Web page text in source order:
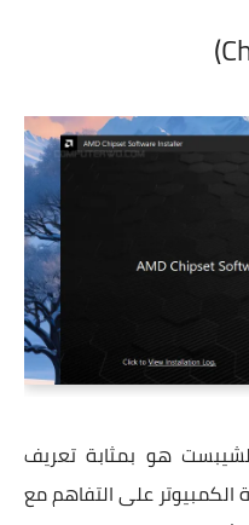
هو بمثابة تعريف
على التفاهم مع